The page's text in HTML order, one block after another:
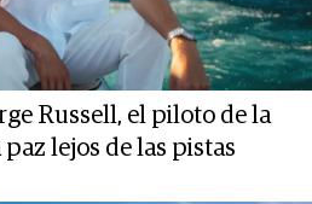
Russell, el piloto de la
lejos de las pistas